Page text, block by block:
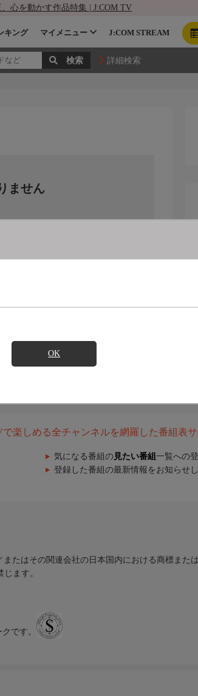
、心を動かす作品特集 | J:COM TV
キング マイメニュー J:COM STREAM
詳細検索
OK
ません
楽しめる全チャンネルを網羅した番組表サ
気になる番組の 見たい番組 一覧への
登録した番組の最新情報をお知らせ
たはその関連会社の日本国内における商標また
ます。
です。